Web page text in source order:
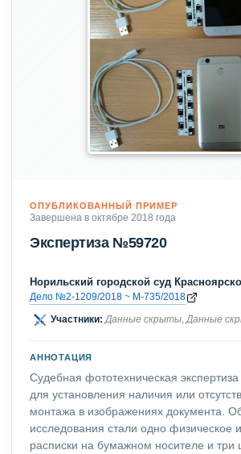
ОПУБЛИКОВАННЫЙ ПРИМЕР
Завершена в октябре 2018 года
Экспертиза №59720
Норильский городской суд
Дело №2-1209/2018 ~ М-735/2018
Участники: Данные скрыты,Данные
АННОТАЦИЯ
Судебная фототехническая
для установления наличия или
монтажа в изображениях документа.
исследования стали одно физическое
расписки на бумажном носителе и